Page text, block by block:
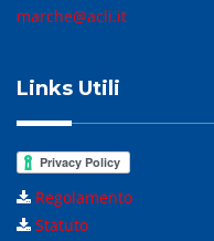
marche@acli.it
Links Utili
Regolamento
Statuto